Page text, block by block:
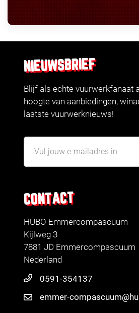
CONTACT
HUBO Emmercompascuum
Kijlweg 3
7881 JD Emmercompascuum
Nederland
0591-354137
emmer-
NIEUWSBRIEF
Blijf als echte vuurwerkfanaat
hoogte van aanbiedingen,
laatste vuurwerknieuws!